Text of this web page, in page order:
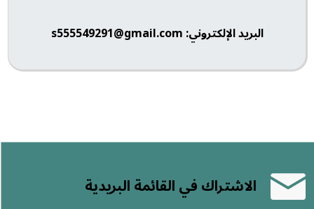
البريد الإلكتروني: s555549291@gmail.com
الاشتراك في القائمة البريدية